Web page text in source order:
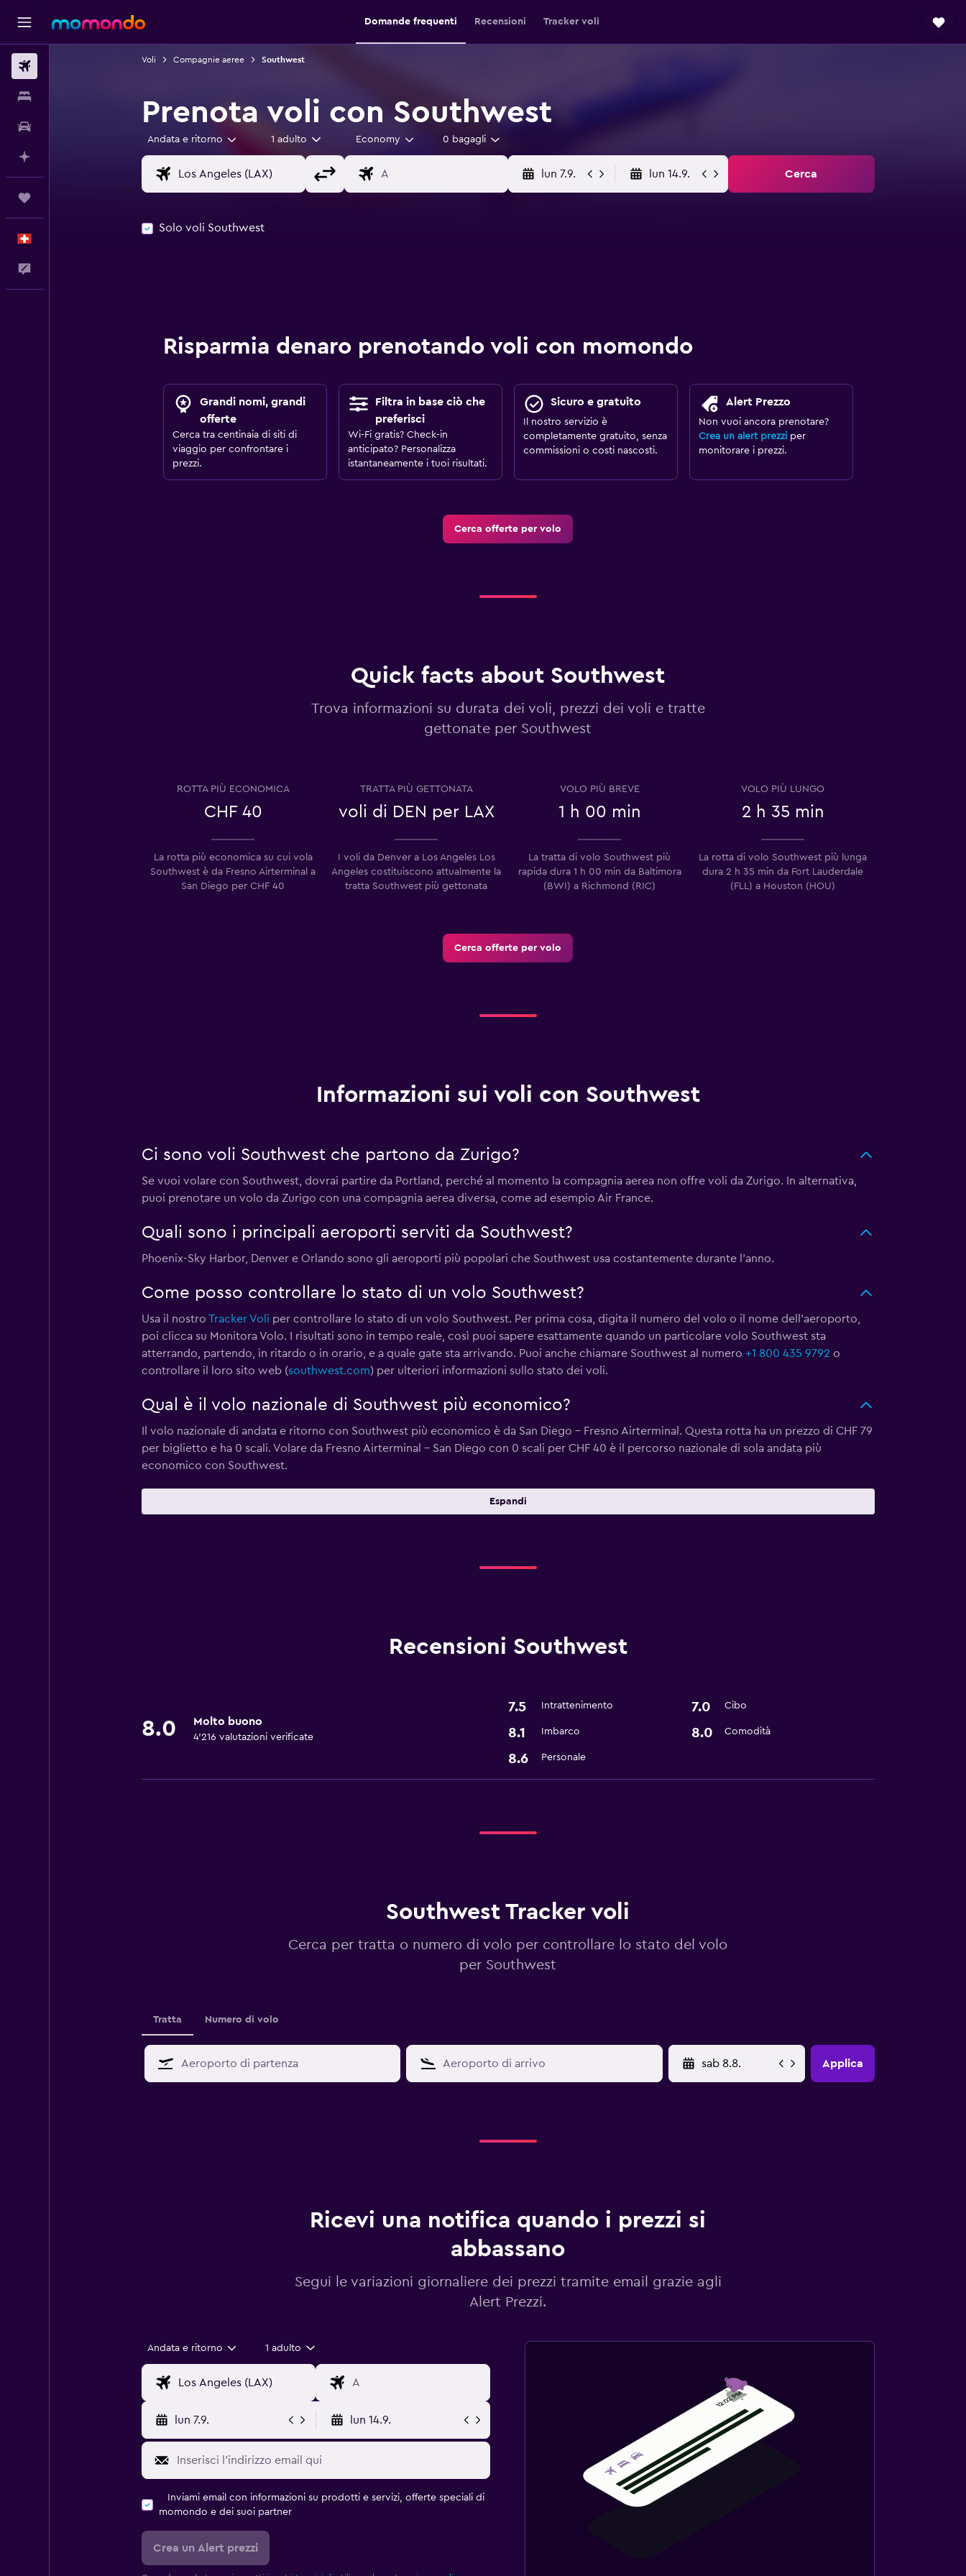
Domande frequenti Recensioni Tracker voli
Voli Compagnie aeree Southwest
Prenota voli con Southwest
Andata e ritorno 1 adulto Economy 0 bagagli
lun 7.9. lun 14.9. Cerca
Solo voli Southwest
Risparmia denaro prenotando voli con momondo
Grandi nomi, grandi
offerte
Cerca tra centinaia di siti di
viaggio per confrontare i
prezzi.
Filtra in base ciò che
preferisci
Wi-Fi gratis? Check-in
anticipato? Personalizza
istantaneamente i tuoi risultati.
Sicuro e gratuito
Il nostro servizio è
completamente gratuito, senza
commissioni o costi nascosti.
Alert Prezzo
Non vuoi ancora prenotare?
Crea un alert prezziper
monitorare i prezzi.
Cerca offerte per volo
Quick facts about Southwest
Trova informazioni su durata dei voli, prezzi dei voli e tratte
gettonate per Southwest
ROTTA PIÙ ECONOMICA
CHF 40
TRATTA PIÙ GETTONATA
voli di DEN per LAX
VOLO PIÙ BREVE
1 h 00 min
VOLO PIÙ LUNGO
2 h 35 min
La rotta più economica su cui vola
Southwest è da Fresno Airterminal a
San Diego per CHF 40
I voli da Denver a Los Angeles Los
Angeles costituiscono attualmente la
tratta Southwest più gettonata
La tratta di volo Southwest più
rapida dura 1 h 00 min da Baltimora
(BWI) a Richmond (RIC)
La rotta di volo Southwest più lunga
dura 2 h 35 min da Fort Lauderdale
(FLL) a Houston (HOU)
Cerca offerte per volo
Informazioni sui voli con Southwest
Ci sono voli Southwest che partono da Zurigo?
Se vuoi volare con Southwest, dovrai partire da Portland, perché al momento la compagnia aerea non offre voli da Zurigo. In alternativa,
puoi prenotare un volo da Zurigo con una compagnia aerea diversa, come ad esempio Air France.
Quali sono i principali aeroporti serviti da Southwest?
Phoenix-Sky Harbor, Denver e Orlando sono gli aeroporti più popolari che Southwest usa costantemente durante l'anno.
Come posso controllare lo stato di un volo Southwest?
Usa il nostro Tracker Voli per controllare lo stato di un volo Southwest. Per prima cosa, digita il numero del volo o il nome dell'aeroporto,
poi clicca su Monitora Volo. I risultati sono in tempo reale, così puoi sapere esattamente quando un particolare volo Southwest sta
atterrando, partendo, in ritardo o in orario, e a quale gate sta arrivando. Puoi anche chiamare Southwest al numero +1 800 435 9792 o
controllare il loro sito web (southwest.com) per ulteriori informazioni sullo stato dei voli.
Qual è il volo nazionale di Southwest più economico?
Il volo nazionale di andata e ritorno con Southwest più economico è da San Diego - Fresno Airterminal. Questa rotta ha un prezzo di CHF 79
per biglietto e ha 0 scali. Volare da Fresno Airterminal - San Diego con 0 scali per CHF 40 è il percorso nazionale di sola andata più
economico con Southwest.
Espandi
Recensioni Southwest
8.0 Molto buono
4’216 valutazioni verificate
7.5 Intrattenimento 7.0 Cibo
8.1 Imbarco 8.0 Comodità
8.6 Personale
Southwest Tracker voli
Cerca per tratta o numero di volo per controllare lo stato del volo
per Southwest
Tratta Numero di volo
Applica
Ricevi una notifica quando i prezzi si
abbassano
Segui le variazioni giornaliere dei prezzi tramite email grazie agli
Alert Prezzi.
Andata e ritorno 1 adulto
lun 7.9. lun 14.9.
Inviami email con informazioni su prodotti e servizi, offerte speciali di
momondo e dei suoi partner
Crea un Alert prezzi